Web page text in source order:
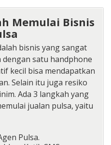
Memulai Bisnis
bisnis yang sangat
dengan satu handphone
kecil bisa mendapatkan
Selain itu juga resiko
Ada 3 langkah yang
jualan pulsa, yaitu
Pulsa.